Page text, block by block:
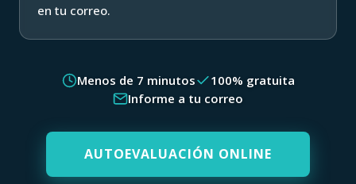
en tu correo.
Menos de 7 minutos
100% gratuita
Informe a tu correo
AUTOEVALUACIÓN ONLINE